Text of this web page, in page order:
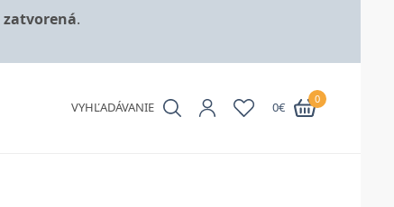
zatvorená.
VYHĽADÁVANIE 0€
0